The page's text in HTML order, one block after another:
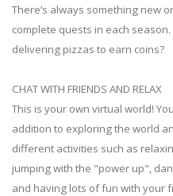
There’s always something new
complete quests in each
delivering pizzas to earn coins?
CHAT WITH FRIENDS AND RELAX
This is your own virtual world!
addition to exploring the world
different activities such as
jumping with the "power up",
and having lots of fun with your